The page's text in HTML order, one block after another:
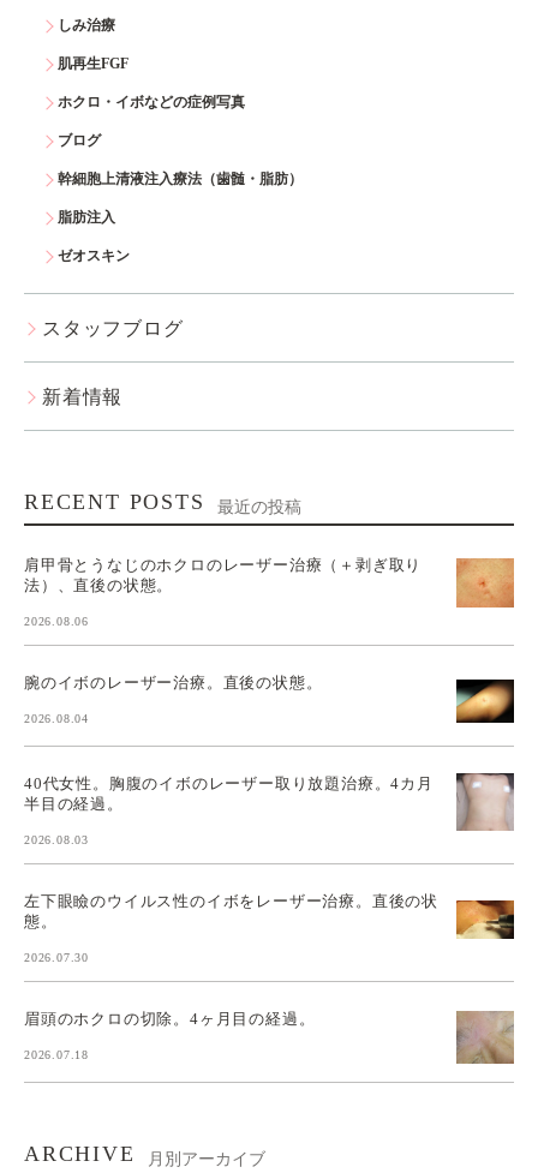
しみ治療
肌再生FGF
ホクロ・イボなどの症例写真
ブログ
幹細胞上清液注入療法（歯髄・脂肪）
脂肪注入
ゼオスキン
スタッフブログ
新着情報
RECENT POSTS 最近の投稿
肩甲骨とうなじのホクロのレーザー治療（＋剥ぎ取り
法）、直後の状態。
2026.08.06
腕のイボのレーザー治療。直後の状態。
2026.08.04
40代女性。胸腹のイボのレーザー取り放題治療。4カ月
半目の経過。
2026.08.03
左下眼瞼のウイルス性のイボをレーザー治療。直後の状
態。
2026.07.30
眉頭のホクロの切除。4ヶ月目の経過。
2026.07.18
ARCHIVE 月別アーカイブ